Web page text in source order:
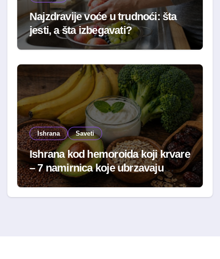
Najzdravije voće u trudnoći: šta
jesti, a šta izbegavati?
Ishrana Saveti
Ishrana kod hemoroida koji krvare
– 7 namirnica koje ubrzavaju
oporavak